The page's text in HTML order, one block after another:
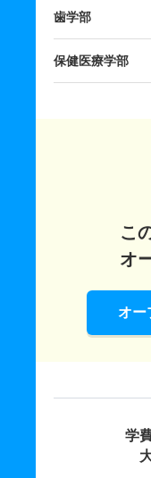
歯学部
保健医療学部
こ
オ
オー
学